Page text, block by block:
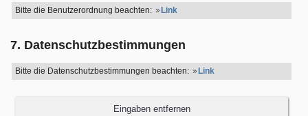
Bitte die Benutzerordnung beachten: Link
7. Datenschutzbestimmungen
Bitte die Datenschutzbestimmungen beachten: Link